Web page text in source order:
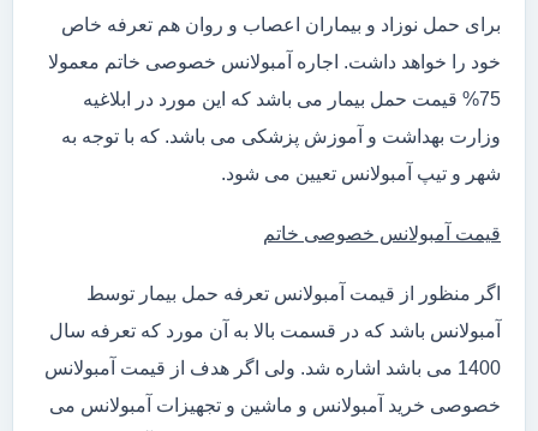
برای حمل نوزاد و بیماران اعصاب و روان هم تعرفه خاص
خود را خواهد داشت. اجاره آمبولانس خصوصی خاتم معمولا
75% قیمت حمل بیمار می باشد که این مورد در ابلاغیه
وزارت بهداشت و آموزش پزشکی می باشد. که با توجه به
شهر و تیپ آمبولانس تعیین می شود.
قیمت آمبولانس خصوصی خاتم
اگر منظور از قیمت آمبولانس تعرفه حمل بیمار توسط
آمبولانس باشد که در قسمت بالا به آن مورد که تعرفه سال
1400 می باشد اشاره شد. ولی اگر هدف از قیمت آمبولانس
خصوصی خرید آمبولانس و ماشین و تجهیزات آمبولانس می